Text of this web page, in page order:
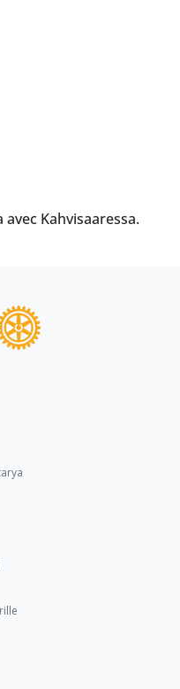
Kahvisaaressa.